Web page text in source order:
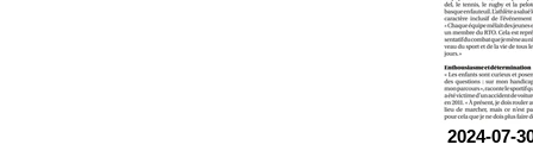
2024-07-